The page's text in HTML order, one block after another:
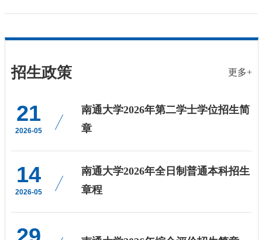
招生政策 更多+
21
2026-05
南通大学2026年第二学士学位招生简
章
14
2026-05
南通大学2026年全日制普通本科招生
章程